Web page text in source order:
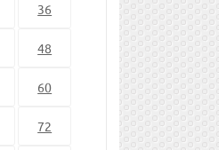
36
48
60
72